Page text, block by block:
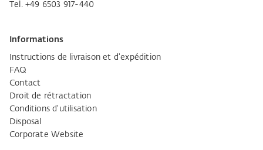
Tel. +49 6503 917-440
Informations
Instructions de livraison et d'expédition
FAQ
Contact
Droit de rétractation
Conditions d'utilisation
Disposal
Corporate Website